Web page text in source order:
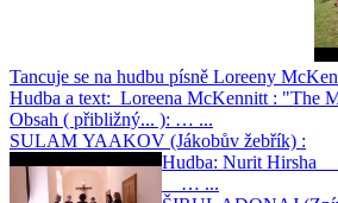
Tancuje se na hudbu písně Loreeny
Hudba a text: Loreena McKennitt : "The
Obsah ( přibližný... ): … ...
SULAM YAAKOV (Jákobův žebřík) :
Hudba:
… ...